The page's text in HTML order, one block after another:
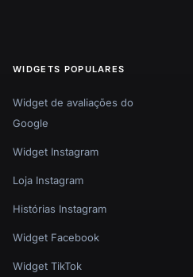
WIDGETS POPULARES
Widget de avaliações do
Google
Widget Instagram
Loja Instagram
Histórias Instagram
Widget Facebook
Widget TikTok